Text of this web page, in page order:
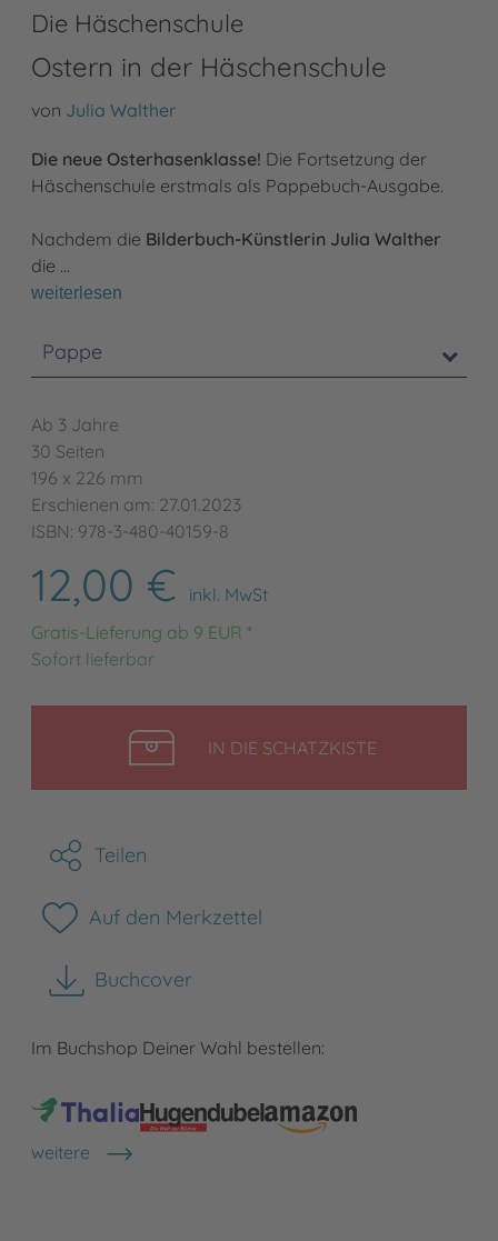
Die Häschenschule
Ostern in der Häschenschule
von Julia Walther
Die neue Osterhasenklasse! Die Fortsetzung der
Häschenschule erstmals als Pappebuch-Ausgabe.
Nachdem die Bilderbuch-Künstlerin Julia Walther
die …
weiterlesen
Pappe
Ab 3 Jahre
30 Seiten
196 x 226 mm
Erschienen am: 27.01.2023
ISBN: 978-3-480-40159-8
12,00 €
inkl. MwSt
Gratis-Lieferung ab 9 EUR *
Sofort lieferbar
IN DIE SCHATZKISTELEGEN
Teilen
Auf den Merkzettel
Buchcover
herunterladen
Im Buchshop Deiner Wahl bestellen:
weitere
Shops anzeigen